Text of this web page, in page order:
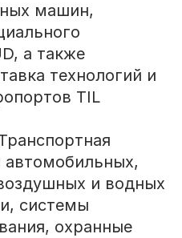
машин,
а также
технологий и
TIL
автомобильных,
и водных
системы
охранные